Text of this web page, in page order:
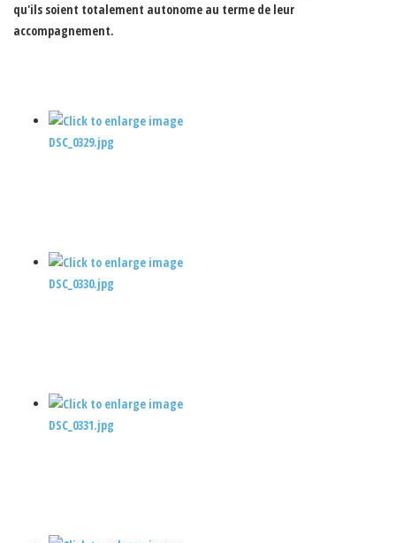
qu'ils soient totalement autonome au terme de leur
accompagnement.